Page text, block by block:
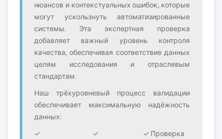
нюансов и контекстуальных ошибок, которые
могут ускользнуть автоматизированные
системы. Эта экспертная проверка
добавляет важный уровень контроля
качества, обеспечивая соответствие данных
целям исследования и отраслевым
стандартам.
Наш трёхуровневый процесс валидации
обеспечивает максимальную надёжность
данных:
✓
✓
✓ Проверка